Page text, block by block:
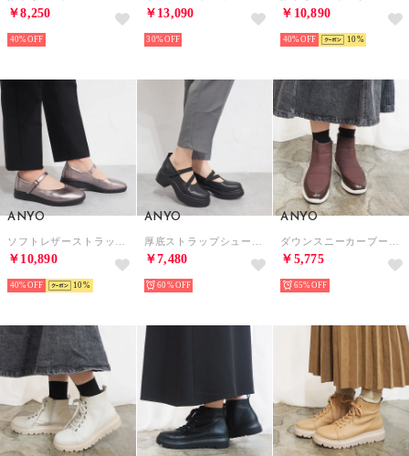
￥8,250
40%
￥13,090
30%
￥10,890
40% 10
ANYO
￥10,890
40% 10
ANYO
￥7,480
60%
ANYO
￥5,775
65%